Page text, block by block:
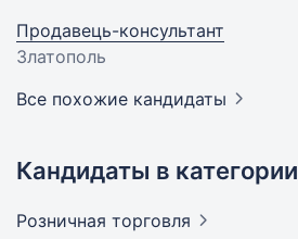
Продавець-консультант
Златополь
Все похожие кандидаты
Кандидаты в категории
Розничная торговля